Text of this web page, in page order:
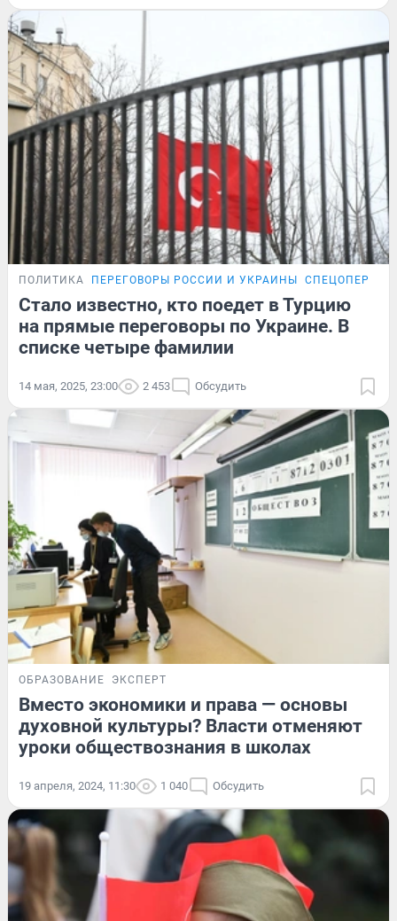
ПОЛИТИКА ПЕРЕГОВОРЫ РОССИИ И УКРАИНЫ
Стало известно, кто поедет в Турцию
на прямые переговоры по Украине. В
списке четыре фамилии
14 мая, 2025, 23:00 2 453 Обсудить
ОБРАЗОВАНИЕ ЭКСПЕРТ
Вместо экономики и права — основы
духовной культуры? Власти отменяют
уроки обществознания в школах
19 апреля, 2024, 11:30 1 040 Обсудить